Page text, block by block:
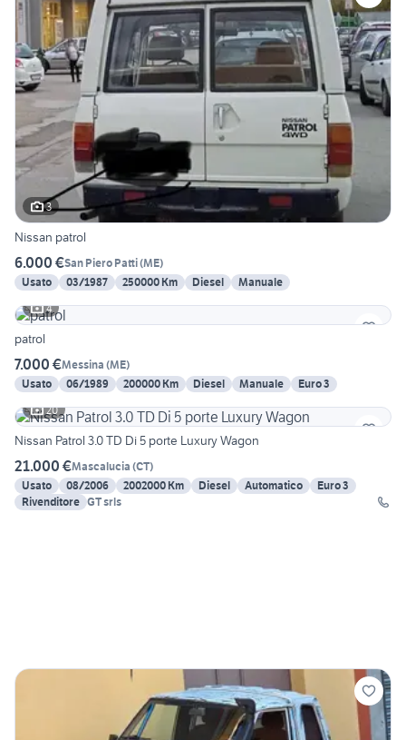
3
Nissan patrol
6.000 €San Piero Patti(ME)
Usato
03/1987 250000 Km Diesel
Manuale
4
patrol
7.000 €Messina (ME)
Usato
06/1989 200000 Km Diesel Manuale
Euro 3
20
Nissan Patrol 3.0 TD Di 5 porte Luxury Wagon
21.000 €Mascalucia (CT)
Usato
08/2006 2002000 Km Diesel Automatico
Euro 3
Rivenditore GT srls